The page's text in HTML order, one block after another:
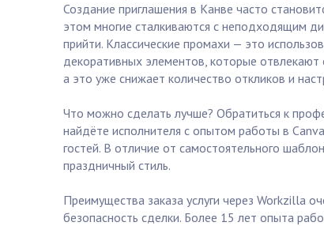
Создание приглашения в Канве часто
этом многие сталкиваются с неподходящим
прийти. Классические промахи — это
декоративных элементов, которые
а это уже снижает количество откликов и
Что можно сделать лучше? Обратиться к
найдёте исполнителя с опытом работы в
гостей. В отличие от самостоятельного
праздничный стиль.
Преимущества заказа услуги через Workzilla
безопасность сделки. Более 15 лет опыта